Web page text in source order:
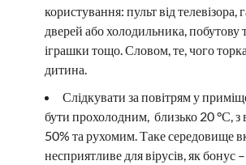
користування: пульт від телевізора,
дверей або холодильника, побутову
іграшки тощо. Словом, те, чого
дитина.
Слідкувати за повітрям у
бути прохолодним, близько 20 °С, з
50% та рухомим. Таке середовище
несприятливе для вірусів, як бонус